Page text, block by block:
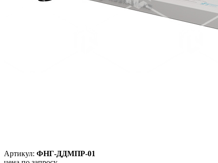
Артикул: ФНГ-ДДМПР-01